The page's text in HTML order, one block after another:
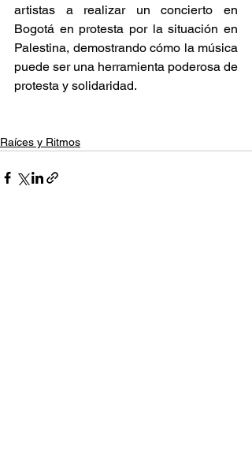
artistas a realizar un concierto en
Bogotá en protesta por la situación en
Palestina, demostrando cómo la música
puede ser una herramienta poderosa de
protesta y solidaridad.
Raíces y Ritmos